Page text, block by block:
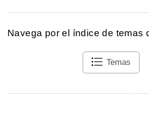
Navega por el índice de temas
Temas